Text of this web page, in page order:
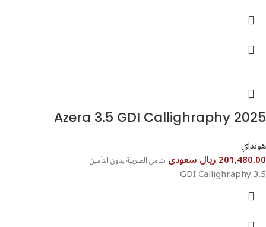
Azera 3.5 GDI Callighraphy 2025⁩⁩⁩
هونداي
201,480.00 ريال سعودى شامل الضريبة بدون التأمين
3.5 GDI Callighraphy